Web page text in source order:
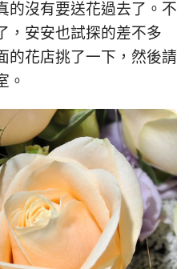
的沒有要送花過去了。不
，安安也試探的差不多
的花店挑了一下，然後請
。